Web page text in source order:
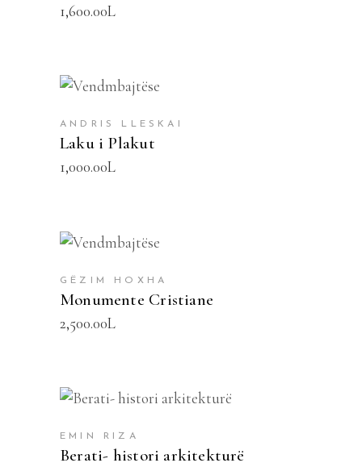
1,600.00L
SHTOJE NË SHPORTË
ANDRIS LLESKAI
Laku i Plakut
1,000.00L
SHTOJE NË SHPORTË
GËZIM HOXHA
Monumente Cristiane
2,500.00L
EMIN RIZA
Berati- histori arkitekturë